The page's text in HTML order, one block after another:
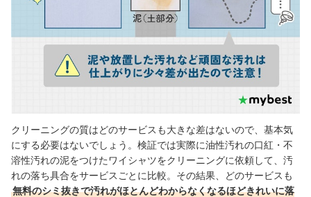
クリーニングの質はどのサービスも大きな差はないので、基本気
にする必要はないでしょう。検証では実際に油性汚れの口紅・不
溶性汚れの泥をつけたワイシャツをクリーニングに依頼して、汚
れの落ち具合をサービスごとに比較。その結果、どのサービスも
無料のシミ抜きで汚れがほとんどわからなくなるほどきれいに落